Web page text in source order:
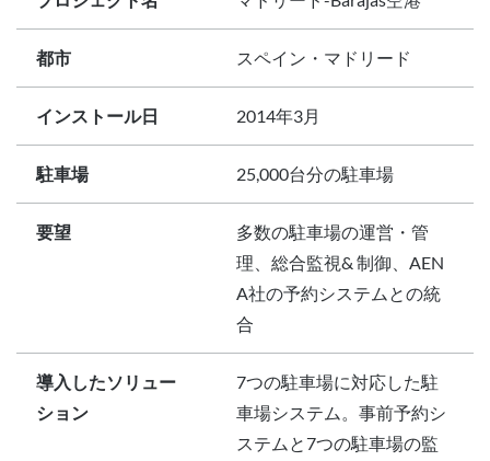
都市 スペイン・マドリード
インストール日 2014年3月
駐車場 25,000台分の駐車場
要望
多数の駐車場の運営・管
理、総合監視& 制御、AEN
A社の予約システムとの統
合
導入したソリュー
ション
7つの駐車場に対応した駐
車場システム。事前予約シ
ステムと7つの駐車場の監